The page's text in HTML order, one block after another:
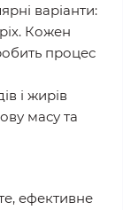
варіанти:
Кожен
процес
і жирів
масу та
ефективне